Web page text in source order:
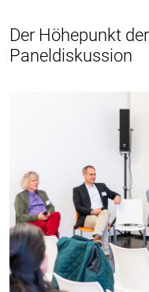
Der Höhepunkt
Paneldiskussion